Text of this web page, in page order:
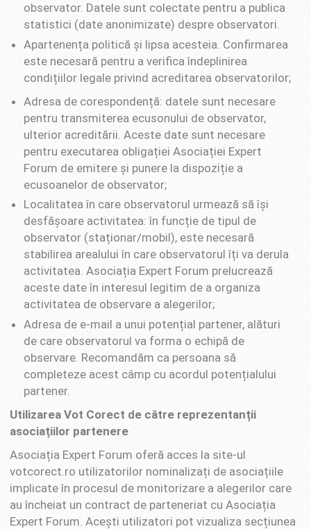
observator. Datele sunt colectate pentru a publica
statistici (date anonimizate) despre observatori.
Apartenența politică și lipsa acesteia. Confirmarea
este necesară pentru a verifica îndeplinirea
condițiilor legale privind acreditarea observatorilor;
Adresa de corespondență: datele sunt necesare
pentru transmiterea ecusonului de observator,
ulterior acreditării. Aceste date sunt necesare
pentru executarea obligației Asociației Expert
Forum de emitere și punere la dispoziție a
ecusoanelor de observator;
Localitatea în care observatorul urmează să își
desfășoare activitatea: în funcție de tipul de
observator (staționar/mobil), este necesară
stabilirea arealului în care observatorul îți va derula
activitatea. Asociația Expert Forum prelucrează
aceste date în interesul legitim de a organiza
activitatea de observare a alegerilor;
Adresa de e-mail a unui potențial partener, alături
de care observatorul va forma o echipă de
observare. Recomandăm ca persoana să
completeze acest câmp cu acordul potențialului
partener.
Utilizarea Vot Corect de către reprezentanții
asociațiilor partenere
Asociația Expert Forum oferă acces la site-ul
votcorect.ro utilizatorilor nominalizați de asociațiile
implicate în procesul de monitorizare a alegerilor care
au încheiat un contract de parteneriat cu Asociația
Expert Forum. Acești utilizatori pot vizualiza secțiunea